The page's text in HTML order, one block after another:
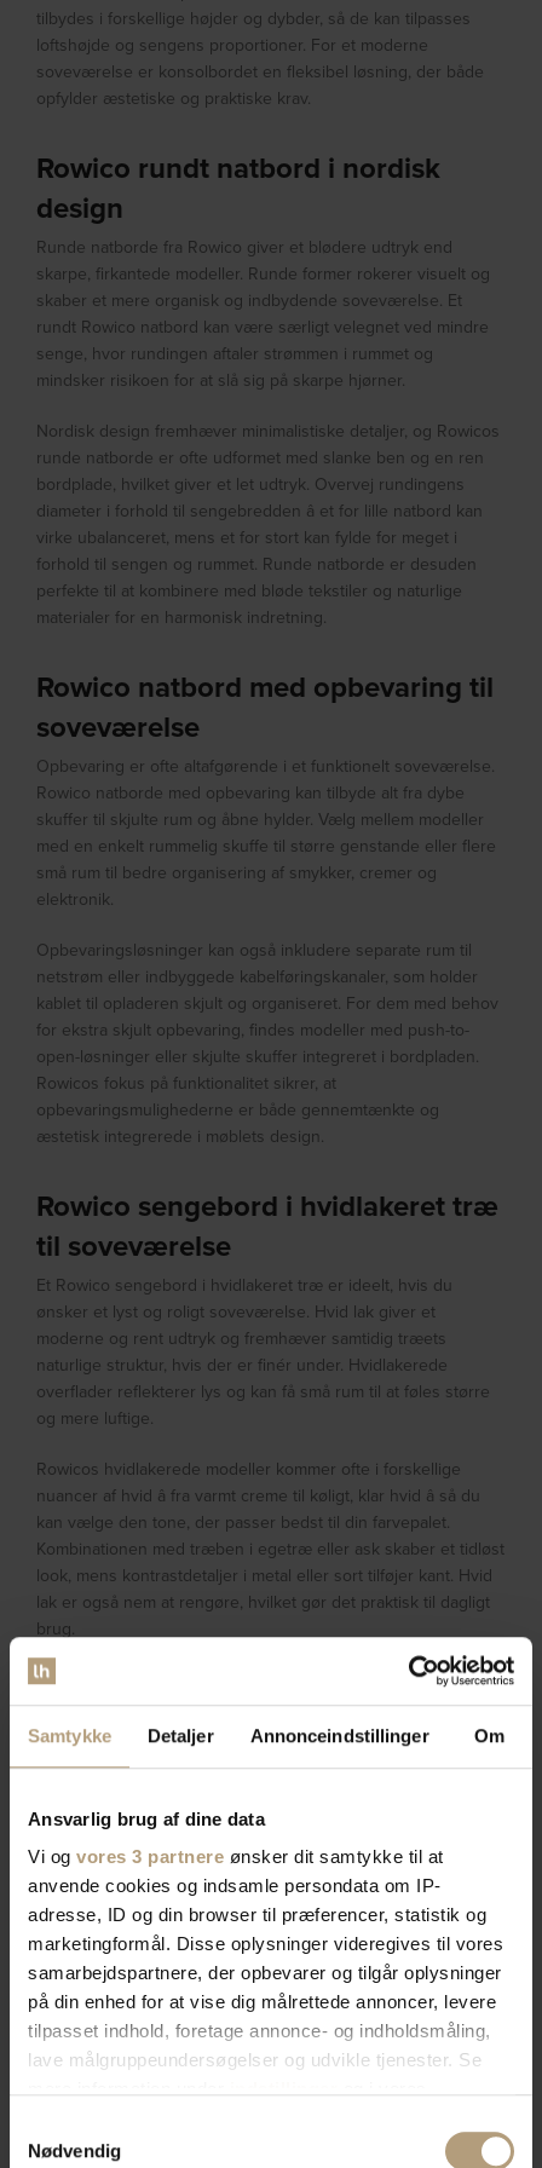
Samtykke Detaljer Annonceindstillinger Om
Ansvarlig brug af dine data
Vi og vores 3 partnere ønsker dit samtykke til at
anvende cookies og indsamle persondata om IP-
adresse, ID og din browser til præferencer, statistik og
marketingformål. Disse oplysninger videregives til vores
samarbejdspartnere, der opbevarer og tilgår oplysninger
på din enhed for at vise dig målrettede annoncer, levere
tilpasset indhold, foretage annonce- og indholdsmåling,
lave målgruppeundersøgelser og udvikle tjenester. Se
tilbage eller ændre indstillinger fra vores
Nødvendig
tilbydes i forskellige højder og dybder, så de kan tilpasses
loftshøjde og sengens proportioner. For et moderne
soveværelse er konsolbordet en fleksibel løsning, der både
opfylder æstetiske og praktiske krav.
Rowico rundt natbord i nordisk
design
Runde natborde fra Rowico giver et blødere udtryk end
skarpe, firkantede modeller. Runde former rokerer visuelt og
skaber et mere organisk og indbydende soveværelse. Et
rundt Rowico natbord kan være særligt velegnet ved mindre
senge, hvor rundingen aftaler strømmen i rummet og
mindsker risikoen for at slå sig på skarpe hjørner.
Nordisk design fremhæver minimalistiske detaljer, og Rowicos
runde natborde er ofte udformet med slanke ben og en ren
bordplade, hvilket giver et let udtryk. Overvej rundingens
diameter i forhold til sengebredden â et for lille natbord kan
virke ubalanceret, mens et for stort kan fylde for meget i
forhold til sengen og rummet. Runde natborde er desuden
perfekte til at kombinere med bløde tekstiler og naturlige
materialer for en harmonisk indretning.
Rowico natbord med opbevaring til
soveværelse
Opbevaring er ofte altafgørende i et funktionelt soveværelse.
Rowico natborde med opbevaring kan tilbyde alt fra dybe
skuffer til skjulte rum og åbne hylder. Vælg mellem modeller
med en enkelt rummelig skuffe til større genstande eller flere
små rum til bedre organisering af smykker, cremer og
elektronik.
Opbevaringsløsninger kan også inkludere separate rum til
netstrøm eller indbyggede kabelføringskanaler, som holder
kablet til opladeren skjult og organiseret. For dem med behov
for ekstra skjult opbevaring, findes modeller med push-to-
open-løsninger eller skjulte skuffer integreret i bordpladen.
Rowicos fokus på funktionalitet sikrer, at
opbevaringsmulighederne er både gennemtænkte og
æstetisk integrerede i møblets design.
Rowico sengebord i hvidlakeret træ
til soveværelse
Et Rowico sengebord i hvidlakeret træ er ideelt, hvis du
ønsker et lyst og roligt soveværelse. Hvid lak giver et
moderne og rent udtryk og fremhæver samtidig træets
naturlige struktur, hvis der er finér under. Hvidlakerede
overflader reflekterer lys og kan få små rum til at føles større
og mere luftige.
Rowicos hvidlakerede modeller kommer ofte i forskellige
nuancer af hvid â fra varmt creme til køligt, klar hvid â så du
kan vælge den tone, der passer bedst til din farvepalet.
Kombinationen med træben i egetræ eller ask skaber et tidløst
look, mens kontrastdetaljer i metal eller sort tilføjer kant. Hvid
lak er også nem at rengøre, hvilket gør det praktisk til dagligt
brug.
Rowico smalt natbord til
pladsbesparende indretning
natborde er designet til at fylde minimalt i bredden, men kan
stadig tilbyde nyttig opbevaring i form af en enkelt skuffe eller
åben hylde. De fungerer godt i korridor-lignende
soveværelser eller ved enkeltsenge, hvor gulvpladsen er
kostbar.
Designmæssigt bevarer Rowico det typiske skandinaviske
fokus på proportioner og lethed, så selv små natborde føles
velovervejede og ikke klodsede. Vælg smalle natborde med
indbyggede ledningsløsninger eller hylder til opladere for at
din øvrige indretning.